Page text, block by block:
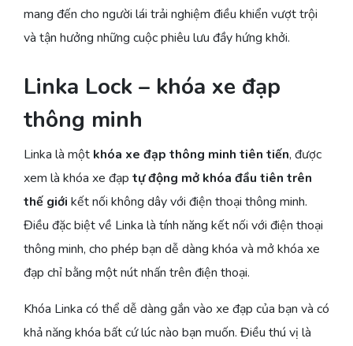
mang đến cho người lái trải nghiệm điều khiển vượt trội
và tận hưởng những cuộc phiêu lưu đầy hứng khởi.
Linka Lock – khóa xe đạp
thông minh
Linka là một khóa xe đạp thông minh tiên tiến, được
xem là khóa xe đạp tự động mở khóa đầu tiên trên
thế giới kết nối không dây với điện thoại thông minh.
Điều đặc biệt về Linka là tính năng kết nối với điện thoại
thông minh, cho phép bạn dễ dàng khóa và mở khóa xe
đạp chỉ bằng một nút nhấn trên điện thoại.
Khóa Linka có thể dễ dàng gắn vào xe đạp của bạn và có
khả năng khóa bất cứ lúc nào bạn muốn. Điều thú vị là